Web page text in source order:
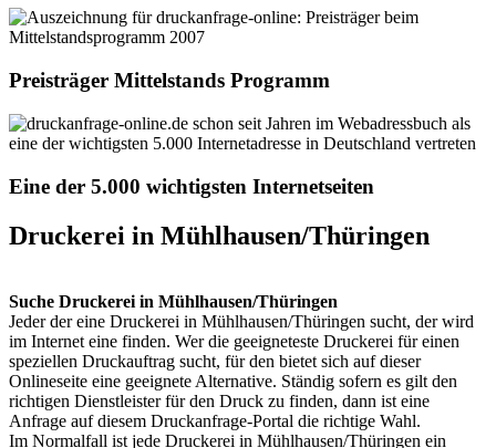
Preisträger Mittelstands Programm
Eine der 5.000 wichtigsten Internetseiten
Druckerei in Mühlhausen/Thüringen
Suche Druckerei in Mühlhausen/Thüringen
Jeder der eine Druckerei in Mühlhausen/Thüringen sucht, der wird
im Internet eine finden. Wer die geeigneteste Druckerei für einen
speziellen Druckauftrag sucht, für den bietet sich auf dieser
Onlineseite eine geeignete Alternative. Ständig sofern es gilt den
richtigen Dienstleister für den Druck zu finden, dann ist eine
Anfrage auf diesem Druckanfrage-Portal die richtige Wahl.
Im Normalfall ist jede Druckerei in Mühlhausen/Thüringen ein